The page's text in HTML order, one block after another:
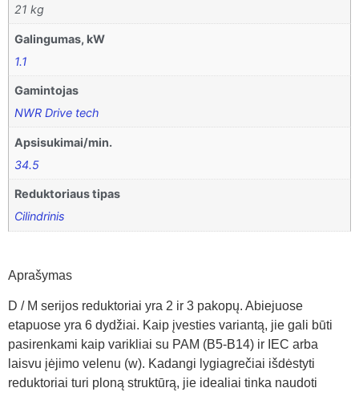
21 kg
Galingumas, kW
1.1
Gamintojas
NWR Drive tech
Apsisukimai/min.
34.5
Reduktoriaus tipas
Cilindrinis
Aprašymas
D / M serijos reduktoriai yra 2 ir 3 pakopų. Abiejuose
etapuose yra 6 dydžiai. Kaip įvesties variantą, jie gali būti
pasirenkami kaip varikliai su PAM (B5-B14) ir IEC arba
laisvu įėjimo velenu (w). Kadangi lygiagrečiai išdėstyti
reduktoriai turi ploną struktūrą, jie idealiai tinka naudoti